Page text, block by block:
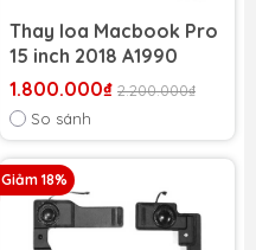
Thay loa Macbook Pro
15 inch 2018 A1990
1.800.000₫ 2.200.000₫
So sánh
Giảm 18%